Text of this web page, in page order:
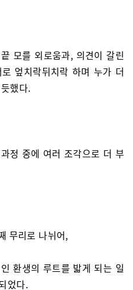
모를 외로움과, 의견이 갈린
엎치락뒤치락 하며 누가 더
했다.
정 중에 여러 조각으로 더 부
무리로 나뉘어,
환생의 루트를 밟게 되는 일
었다.